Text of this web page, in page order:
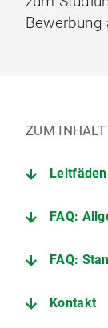
Bewerbung
ZUM INHALT
Leitfäden
FAQ:
FAQ:
Kontakt